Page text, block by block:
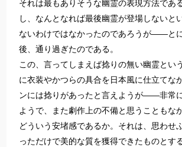
それは最もありそうな幽霊の表現方法であ
し、なんとなれば最後幽霊が登場しないと
ないわけではなかったのであろうが――と
後、通り過ぎたのである。
この、言ってしまえば捻りの無い幽霊と
に衣装やかつらの具合を日本風に仕立てな
ンには捻りがあったと言えようが――非常
ようで、また劇作上の不備と思うこともな
どういう安堵感であるか。それは、思わせ
っただけで美的な質を獲得できたものとす